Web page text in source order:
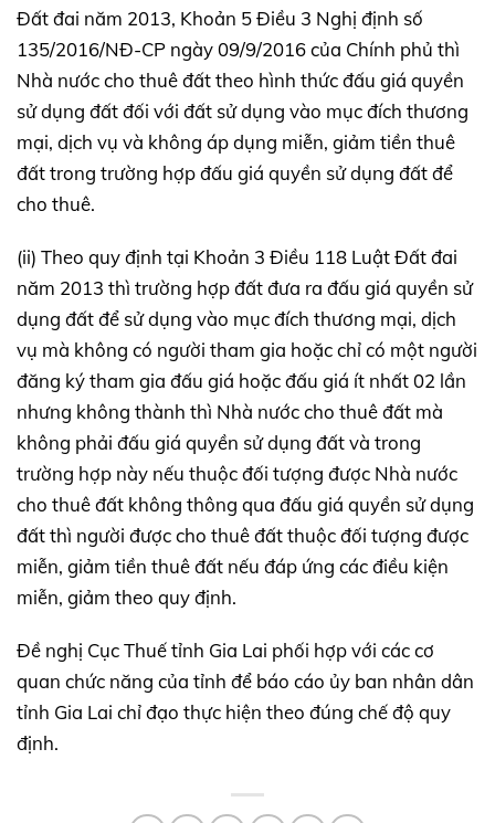
Đất đai năm 2013, Khoản 5 Điều 3 Nghị định số
135/2016/NĐ-CP ngày 09/9/2016 của Chính phủ thì
Nhà nước cho thuê đất theo hình thức đấu giá quyền
sử dụng đất đối với đất sử dụng vào mục đích thương
mại, dịch vụ và không áp dụng miễn, giảm tiền thuê
đất trong trường hợp đấu giá quyền sử dụng đất để
cho thuê.
(ii) Theo quy định tại Khoản 3 Điều 118 Luật Đất đai
năm 2013 thì trường hợp đất đưa ra đấu giá quyền sử
dụng đất để sử dụng vào mục đích thương mại, dịch
vụ mà không có người tham gia hoặc chỉ có một người
đăng ký tham gia đấu giá hoặc đấu giá ít nhất 02 lần
nhưng không thành thì Nhà nước cho thuê đất mà
không phải đấu giá quyền sử dụng đất và trong
trường hợp này nếu thuộc đối tượng được Nhà nước
cho thuê đất không thông qua đấu giá quyền sử dụng
đất thì người được cho thuê đất thuộc đối tượng được
miễn, giảm tiền thuê đất nếu đáp ứng các điều kiện
miễn, giảm theo quy định.
Đề nghị Cục Thuế tỉnh Gia Lai phối hợp với các cơ
quan chức năng của tỉnh để báo cáo ủy ban nhân dân
tỉnh Gia Lai chỉ đạo thực hiện theo đúng chế độ quy
định.